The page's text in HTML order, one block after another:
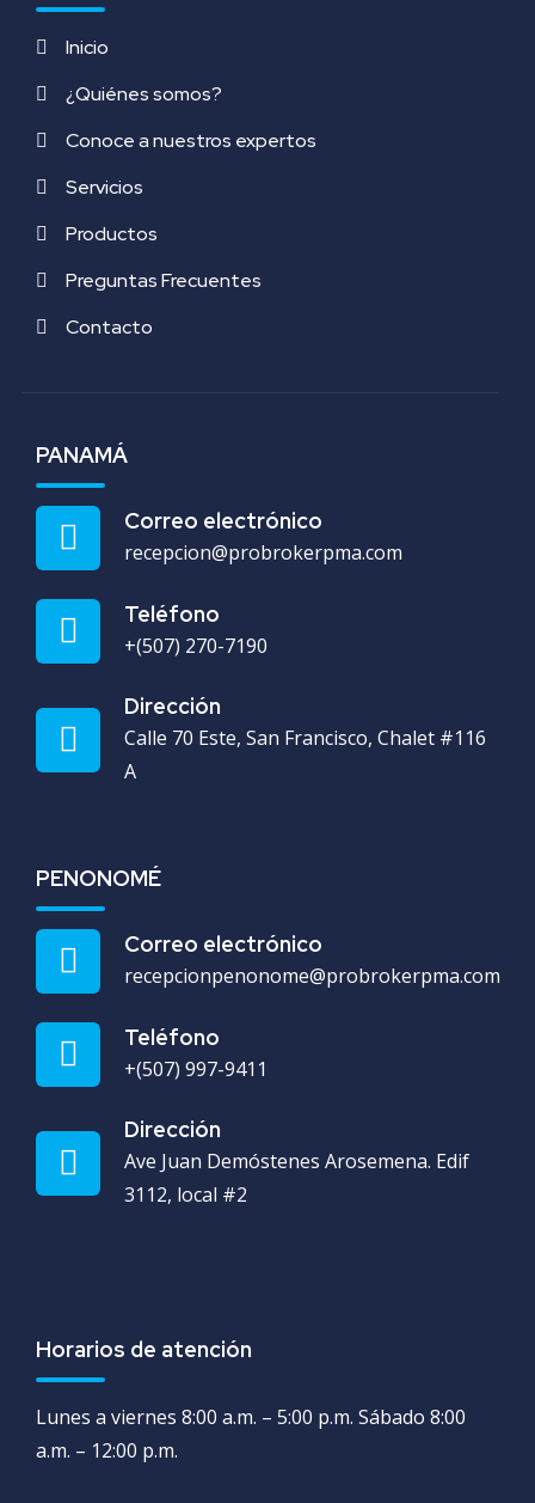
Inicio
¿Quiénes somos?
Conoce a nuestros expertos
Servicios
Productos
Preguntas Frecuentes
Contacto
PANAMÁ
Correo electrónico
recepcion@probrokerpma.com
Teléfono
+(507) 270-7190
Dirección
Calle 70 Este, San Francisco, Chalet #116
A
PENONOMÉ
Correo electrónico
recepcionpenonome@probrokerpma.com
Teléfono
+(507) 997-9411
Dirección
Ave Juan Demóstenes Arosemena. Edif
3112, local #2
Horarios de atención
Lunes a viernes 8:00 a.m. – 5:00 p.m. Sábado 8:00
a.m. – 12:00 p.m.